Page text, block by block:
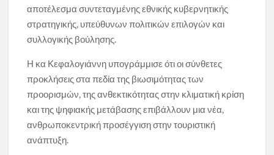
αποτέλεσμα συντεταγμένης εθνικής κυβερνητικής
στρατηγικής, υπεύθυνων πολιτικών επιλογών και
συλλογικής βούλησης.
Η κα Κεφαλογιάννη υπογράμμισε ότι οι σύνθετες
προκλήσεις στα πεδία της βιωσιμότητας των
προορισμών, της ανθεκτικότητας στην κλιματική κρίση
και της ψηφιακής μετάβασης επιβάλλουν μια νέα,
ανθρωποκεντρική προσέγγιση στην τουριστική
ανάπτυξη.